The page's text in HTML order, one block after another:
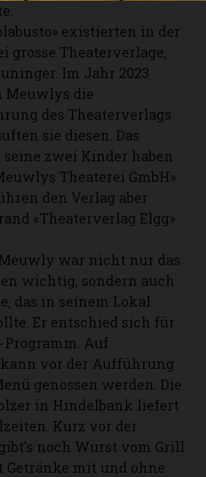
existierten in der
grosse Theaterverlage,
Im Jahr 2023
Meuwlys die
des Theaterverlags
sie diesen. Das
seine zwei Kinder haben
Theaterei GmbH»
den Verlag aber
«Theaterverlag Elgg»
war nicht nur das
wichtig, sondern auch
das in seinem Lokal
Er entschied sich für
Auf
vor der Aufführung
genossen werden. Die
in Hindelbank liefert
Kurz vor der
noch Wurst vom Grill
Getränke mit und ohne